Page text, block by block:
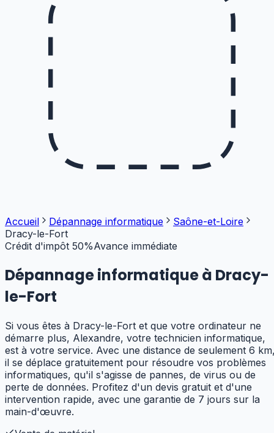
Accueil Dépannage informatique
Saône-et-Loire
Dracy-le-Fort
Crédit d'impôt 50%Avance immédiate
Dépannage informatique à Dracy-
le-Fort
Si vous êtes à Dracy-le-Fort et que votre ordinateur ne
démarre plus, Alexandre, votre technicien informatique,
est à votre service. Avec une distance de seulement 6
il se déplace gratuitement pour résoudre vos problèmes
informatiques, qu'il s'agisse de pannes, de virus ou de
perte de données. Profitez d'un devis gratuit et d'une
intervention rapide, avec une garantie de 7 jours sur la
main-d'œuvre.